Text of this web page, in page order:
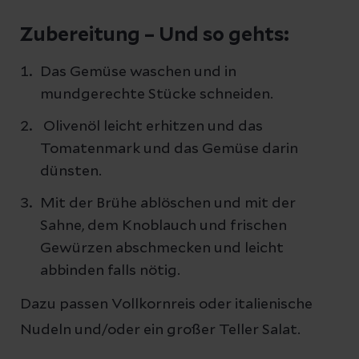
Zubereitung – Und so gehts:
Das Gemüse waschen und in
mundgerechte Stücke schneiden.
Olivenöl leicht erhitzen und das
Tomatenmark und das Gemüse darin
dünsten.
Mit der Brühe ablöschen und mit der
Sahne, dem Knoblauch und frischen
Gewürzen abschmecken und leicht
abbinden falls nötig.
Dazu passen Vollkornreis oder italienische
Nudeln und/oder ein großer Teller Salat.